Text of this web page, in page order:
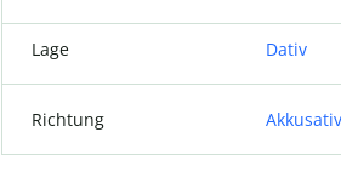
Lage Dativ
Richtung Akkusativ